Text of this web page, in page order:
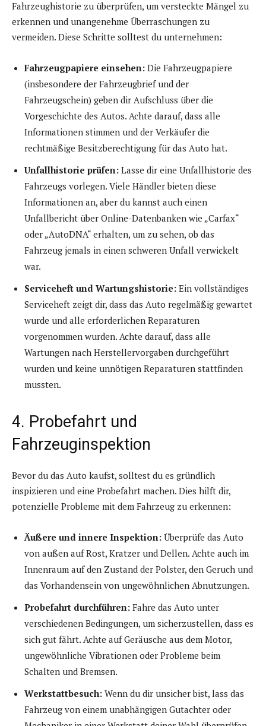
Fahrzeughistorie zu überprüfen, um versteckte Mängel zu
erkennen und unangenehme Überraschungen zu
vermeiden. Diese Schritte solltest du unternehmen:
Fahrzeugpapiere einsehen: Die Fahrzeugpapiere
(insbesondere der Fahrzeugbrief und der
Fahrzeugschein) geben dir Aufschluss über die
Vorgeschichte des Autos. Achte darauf, dass alle
Informationen stimmen und der Verkäufer die
rechtmäßige Besitzberechtigung für das Auto hat.
Unfallhistorie prüfen: Lasse dir eine Unfallhistorie des
Fahrzeugs vorlegen. Viele Händler bieten diese
Informationen an, aber du kannst auch einen
Unfallbericht über Online-Datenbanken wie „Carfax“
oder „AutoDNA“ erhalten, um zu sehen, ob das
Fahrzeug jemals in einen schweren Unfall verwickelt
war.
Serviceheft und Wartungshistorie: Ein vollständiges
Serviceheft zeigt dir, dass das Auto regelmäßig gewartet
wurde und alle erforderlichen Reparaturen
vorgenommen wurden. Achte darauf, dass alle
Wartungen nach Herstellervorgaben durchgeführt
wurden und keine unnötigen Reparaturen stattfinden
mussten.
4. Probefahrt und
Fahrzeuginspektion
Bevor du das Auto kaufst, solltest du es gründlich
inspizieren und eine Probefahrt machen. Dies hilft dir,
potenzielle Probleme mit dem Fahrzeug zu erkennen:
Äußere und innere Inspektion: Überprüfe das Auto
von außen auf Rost, Kratzer und Dellen. Achte auch im
Innenraum auf den Zustand der Polster, den Geruch und
das Vorhandensein von ungewöhnlichen Abnutzungen.
Probefahrt durchführen: Fahre das Auto unter
verschiedenen Bedingungen, um sicherzustellen, dass es
sich gut fährt. Achte auf Geräusche aus dem Motor,
ungewöhnliche Vibrationen oder Probleme beim
Schalten und Bremsen.
Werkstattbesuch: Wenn du dir unsicher bist, lass das
Fahrzeug von einem unabhängigen Gutachter oder